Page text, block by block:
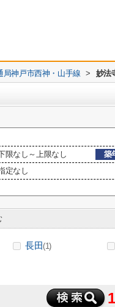
局神戸市西神・山手線 > 妙法
限なし～上限なし 築
定なし
長田(1)
1